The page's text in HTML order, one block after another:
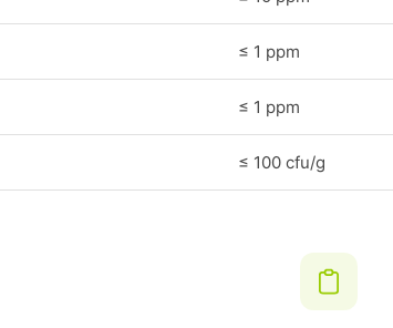
≤ 1 ppm
≤ 1 ppm
≤ 100 cfu/g